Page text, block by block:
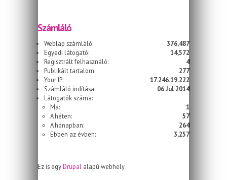
Számláló
Weblap számláló:
376,487
Egyedi látogató:
14,572
Regisztrált felhasználó:
4
Publikált tartalom:
277
Your IP:
17.246.19.222
Számláló indítása:
06 Jul 2014
Látogatók száma:
Ma:
1
A héten:
57
A hónapban:
264
Ebben az évben:
3,257
Ez is egyDrupal alapú webhely